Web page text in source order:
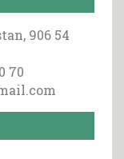
906 54
70